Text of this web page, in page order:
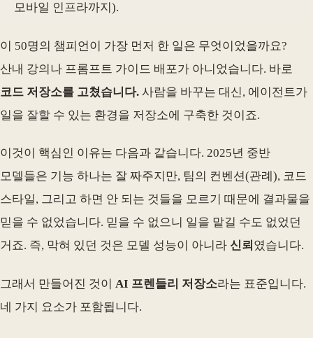
모바일 인프라까지).
이 50명의 챔피언이 가장 먼저 한 일은 무엇이었을까요?
산내 강의나 프롬프트 가이드 배포가 아니었습니다. 바로
코드 저장소를 고쳤습니다. 사람을 바꾸는 대신, 에이전트가
일을 잘할 수 있는 환경을 저장소에 구축한 것이죠.
이것이 핵심인 이유는 다음과 같습니다. 2025년 중반
모델들은 기능 하나는 잘 짜주지만, 팀의 컨벤션(관례), 코드
스타일, 그리고 하면 안 되는 것들을 모르기 때문에 결과물을
믿을 수 없었습니다. 믿을 수 없으니 일을 맡길 수도 없었던
거죠. 즉, 막혀 있던 것은 모델 성능이 아니라 신뢰 였습니다.
그래서 만들어진 것이 AI 프렌들리 저장소라는 표준입니다.
네 가지 요소가 포함됩니다.